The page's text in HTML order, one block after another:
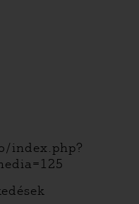
index.php?